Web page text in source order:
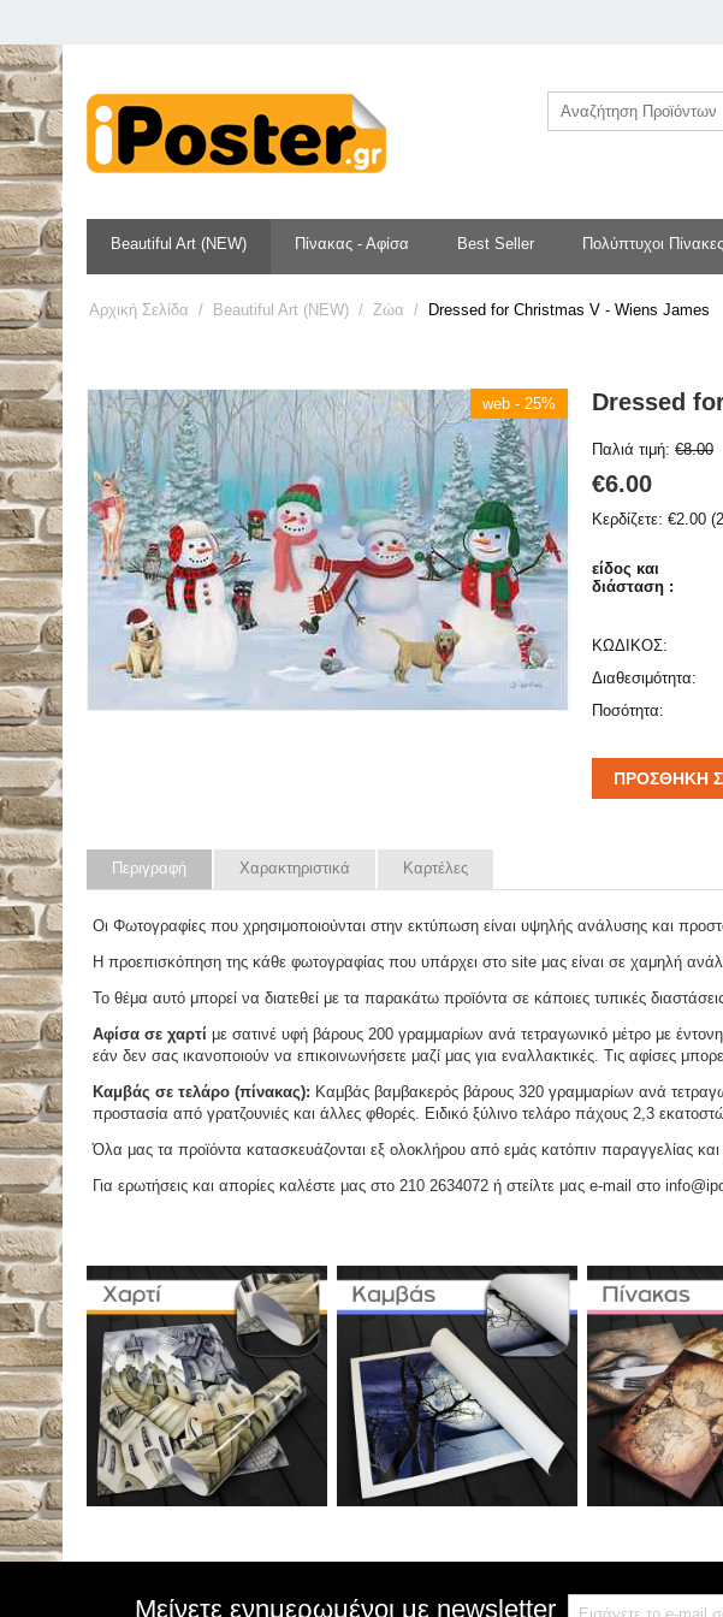
Beautiful Art (NEW) Πίνακας - Αφίσα Best Seller Πολύπτυχοι
Αρχική Σελίδα / Beautiful Art (NEW) / Ζώα / Dressed for Christmas V - Wiens James
web - 25% Dressed
Παλιά τιμή: €8.00
€6.00
Κερδίζετε: €2.00 (
είδος και
διάσταση :
ΚΩΔΙΚΟΣ:
Διαθεσιμότητα:
Ποσότητα:
ΠΡΟΣΘΉΚΗ
Περιγραφή Χαρακτηριστικά Καρτέλες
Οι Φωτογραφίες που χρησιμοποιούνται στην εκτύπωση είναι υψηλής ανάλυσης και
Η προεπισκόπηση της κάθε φωτογραφίας που υπάρχει στο site μας είναι σε χαμηλή
Το θέμα αυτό μπορεί να διατεθεί με τα παρακάτω προϊόντα σε κάποιες τυπικές
Αφίσα σε χαρτί με σατινέ υφή βάρους 200 γραμμαρίων ανά τετραγωνικό μέτρο με
εάν δεν σας ικανοποιούν να επικοινωνήσετε μαζί μας για εναλλακτικές. Τις αφίσες
Καμβάς σε τελάρο (πίνακας): Καμβάς βαμβακερός βάρους 320 γραμμαρίων ανά
προστασία από γρατζουνιές και άλλες φθορές. Ειδικό ξύλινο τελάρο πάχους 2,3
Όλα μας τα προϊόντα κατασκευάζονται εξ ολοκλήρου από εμάς κατόπιν παραγγελίας
Για ερωτήσεις και απορίες καλέστε μας στο 210 2634072 ή στείλτε μας e-mail στο
Μείνετε ενημερωμένοι με newsletter